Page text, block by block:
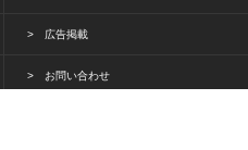
広告掲載
お問い合わせ